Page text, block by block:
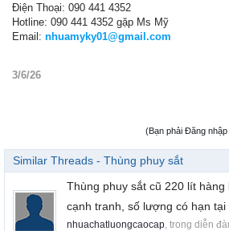
Điện Thoại: 090 441 4352
Hotline: 090 441 4352 gặp Ms Mỹ
Email: nhuamyky01@gmail.com
3/6/26
(Bạn phải Đăng
Similar Threads - Thùng phuy sắt
Thùng phuy sắt cũ 220 lít hàng
cạnh tranh, số lượng có hạn tại
nhuachatluongcaocap , trong diễn